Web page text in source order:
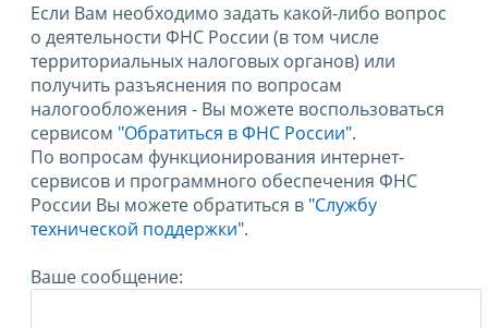
Если Вам необходимо задать какой-либо вопрос
о деятельности ФНС России (в том числе
территориальных налоговых органов) или
получить разъяснения по вопросам
налогообложения - Вы можете воспользоваться
сервисом "Обратиться в ФНС России".
По вопросам функционирования интернет-
сервисов и программного обеспечения ФНС
России Вы можете обратиться в "Службу
технической поддержки".
Ваше сообщение: